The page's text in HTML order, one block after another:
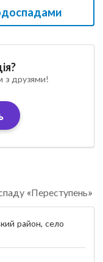
з друзями!
«Переступень»
район, село